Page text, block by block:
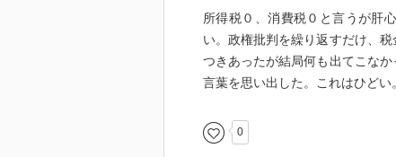
所得税０、消費税０と言うが肝
い。政権批判を繰り返すだけ、
つきあったが結局何も出てこな
言葉を思い出した。これはひどい
0